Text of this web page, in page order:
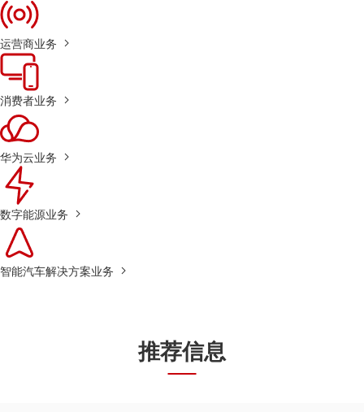
运营商业务
消费者业务
华为云业务
数字能源业务
智能汽车解决方案业务
推荐信息